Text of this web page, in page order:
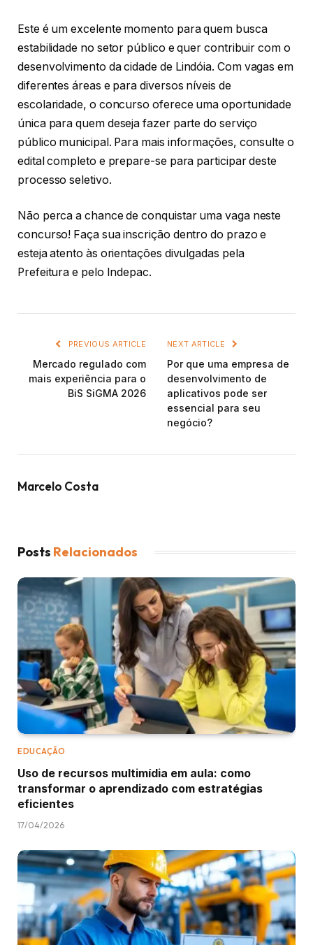
Este é um excelente momento para quem busca
estabilidade no setor público e quer contribuir com o
desenvolvimento da cidade de Lindóia. Com vagas em
diferentes áreas e para diversos níveis de
escolaridade, o concurso oferece uma oportunidade
única para quem deseja fazer parte do serviço
público municipal. Para mais informações, consulte o
edital completo e prepare-se para participar deste
processo seletivo.
Não perca a chance de conquistar uma vaga neste
concurso! Faça sua inscrição dentro do prazo e
esteja atento às orientações divulgadas pela
Prefeitura e pelo Indepac.
PREVIOUS ARTICLE
Mercado regulado com
mais experiência para o
BiS SiGMA 2026
NEXT ARTICLE
Por que uma empresa de
desenvolvimento de
aplicativos pode ser
essencial para seu
negócio?
Marcelo Costa
Posts Relacionados
EDUCAÇÃO
Uso de recursos multimídia em aula: como
transformar o aprendizado com estratégias
eficientes
17/04/2026